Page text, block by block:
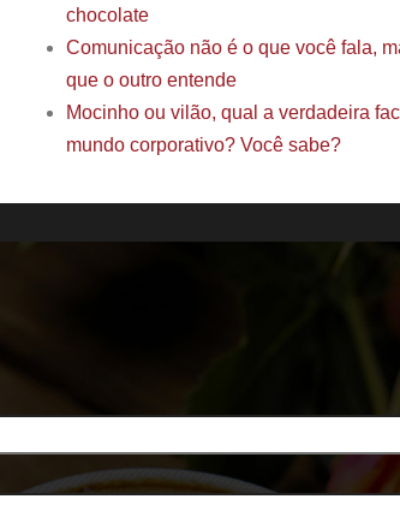
chocolate
Comunicação não é o que você fala,
que o outro entende
Mocinho ou vilão, qual a verdadeira
mundo corporativo? Você sabe?